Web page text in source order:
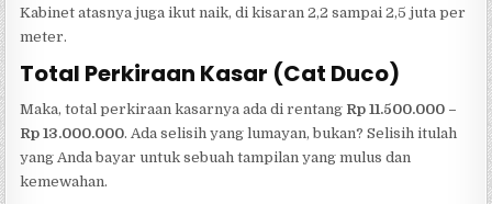
Kabinet atasnya juga ikut naik, di kisaran 2,2 sampai 2,5 juta per
meter.
Total Perkiraan Kasar (Cat Duco)
Maka, total perkiraan kasarnya ada di rentang Rp 11.500.000 –
Rp 13.000.000. Ada selisih yang lumayan, bukan? Selisih itulah
yang Anda bayar untuk sebuah tampilan yang mulus dan
kemewahan.